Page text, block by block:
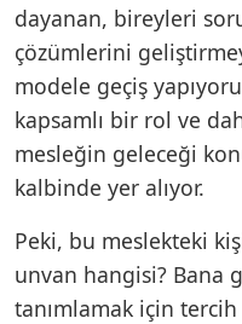
dayanan, bireyleri
çözümlerini
modele geçiş
kapsamlı bir rol ve
mesleğin geleceği
kalbinde yer alıyor.
Peki, bu meslekteki
unvan hangisi? Bana
tanımlamak için